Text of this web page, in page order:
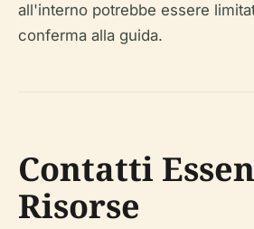
all'interno potrebbe essere
conferma alla guida.
Contatti
Risorse